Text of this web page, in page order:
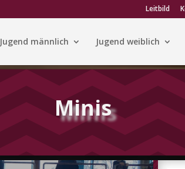
Leitbild
Jugend männlich Jugend weiblich
Minis